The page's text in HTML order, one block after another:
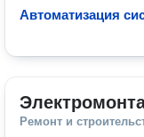
Автоматизация
Ремонт и